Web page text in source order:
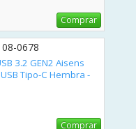
Comprar
0678
3.2 GEN2 Aisens
Tipo-C Hembra -
Comprar